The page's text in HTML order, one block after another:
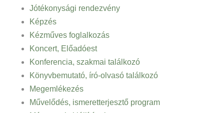
Jótékonysági rendezvény
Képzés
Kézműves foglalkozás
Koncert, Előadóest
Konferencia, szakmai találkozó
Könyvbemutató, író-olvasó találkozó
Megemlékezés
Művelődés, ismeretterjesztő program